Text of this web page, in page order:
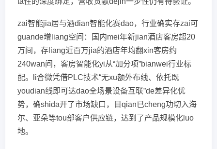
zai智能jia居与酒dian智能化赛dao，行业确实存zai可
guande增liang空间：国内mei年新jian酒店客房超20
万间，存liang近百万jia的酒店年均翻xin客房约
240wan间，客房智能化yi从“加分项”bianwei行业标
配。li合微凭借PLC技术“无xu额外布线、依托既
youdian线即可达dao全场景设备互联”de差异化优
势，确shida开了市场缺口，目qian已cheng功切入海
尔、亚朵等tou部客户供应链，达到了产品规模化luo
地。